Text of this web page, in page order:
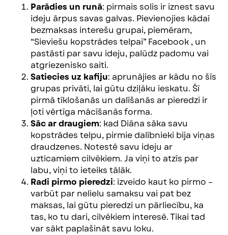
Parādies un runā: pirmais solis ir iznest savu
ideju ārpus savas galvas. Pievienojies kādai
bezmaksas interešu grupai, piemēram,
“Sieviešu kopstrādes telpai” Facebook , un
pastāsti par savu ideju, palūdz padomu vai
atgriezenisko saiti.
Satiecies uz kafiju: aprunājies ar kādu no šīs
grupas privāti, lai gūtu dziļāku ieskatu. Šī
pirmā tīklošanās un dalīšanās ar pieredzi ir
ļoti vērtīga mācīšanās forma.
Sāc ar draugiem: kad Diāna sāka savu
kopstrādes telpu, pirmie dalībnieki bija viņas
draudzenes. Notestē savu ideju ar
uzticamiem cilvēkiem. Ja viņi to atzīs par
labu, viņi to ieteiks tālāk.
Radi pirmo pieredzi: izveido kaut ko pirmo –
varbūt par nelielu samaksu vai pat bez
maksas, lai gūtu pieredzi un pārliecību, ka
tas, ko tu dari, cilvēkiem interesē. Tikai tad
var sākt paplašināt savu loku.